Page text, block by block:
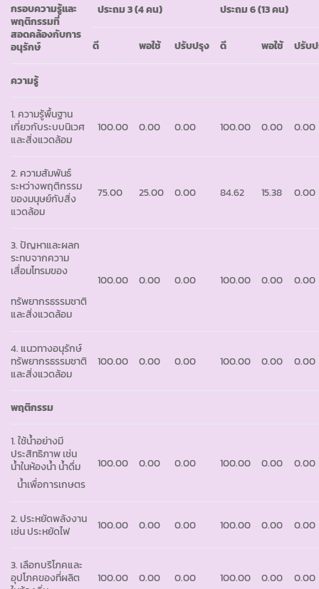
กรอบความรู้และ
พฤติกรรมที่
สอดคล้องกับการ
อนุรักษ์
ประถม3 (4 คน) ประถม6 (13 คน)
ดี พอใช้ ปรับปรุง ดี พอใช้ ปรับ
ความรู้
1. ความรู้พื้นฐาน
เกี่ยวกับระบบนิเวศ
และสิ่งแวดล้อม
100.00 0.00 0.00 100.00 0.00 0.00
2. ความสัมพันธ์
ระหว่างพฤติกรรม
ของมนุษย์กับสิ่ง
แวดล้อม
75.00 25.00 0.00 84.62 15.38 0.00
3. ปัญหาและผลก
ระทบจากความ
เสื่อมโทรมของ
ทรัพยากรธรรมชาติ
และสิ่งแวดล้อม
100.00 0.00 0.00 100.00 0.00 0.00
4. แนวทางอนุรักษ์
ทรัพยากรธรรมชาติ
และสิ่งแวดล้อม
100.00 0.00 0.00 100.00 0.00 0.00
พฤติกรรม
1. ใช้น้ำอย่างมี
ประสิทธิภาพ เช่น
น้ำในห้องน้ำ น้ำดื่ม
น้ำเพื่อการเกษตร
100.00 0.00 0.00 100.00 0.00 0.00
2. ประหยัดพลังงาน
เช่น ประหยัดไฟ
100.00 0.00 0.00 100.00 0.00 0.00
3. เลือกบริโภคและ
อุปโภคของที่ผลิต
100.00 0.00 0.00 100.00 0.00 0.00